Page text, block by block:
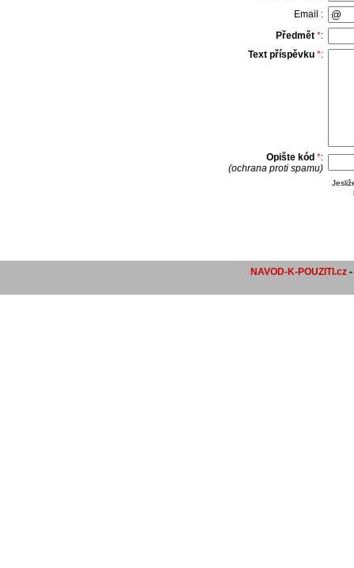
Email :
Předmět *:
Text příspěvku *:
Opište kód *:
(ochrana proti spamu)
NAVOD-K-POUZITI.cz